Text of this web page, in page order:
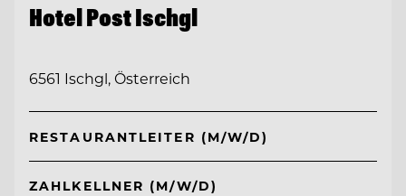
Hotel Post Ischgl
6561 Ischgl, Österreich
RESTAURANTLEITER (M/W/D)
ZAHLKELLNER (M/W/D)